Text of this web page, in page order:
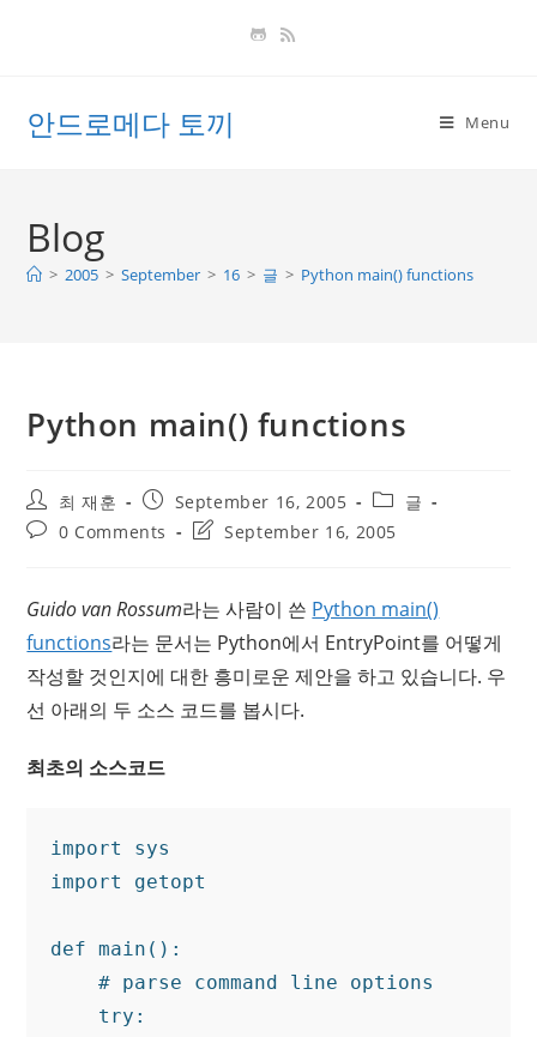
안드로메다 토끼 Menu
Blog
> 2005 > September > 16 > 글 > Python main() functions
Python main() functions
Post
author:
최 재훈
Post
published:
September 16, 2005
Post
category:
글
Post0 Comments
PostSeptember 16, 2005
Guido van Rossum라는 사람이 쓴 Python main()
functions라는 문서는 Python에서 EntryPoint를 어떻게
작성할 것인지에 대한 흥미로운 제안을 하고 있습니다. 우
선 아래의 두 소스 코드를 봅시다.
최초의 소스코드
import sys
import getopt
def main():
    # parse command line options
    try: